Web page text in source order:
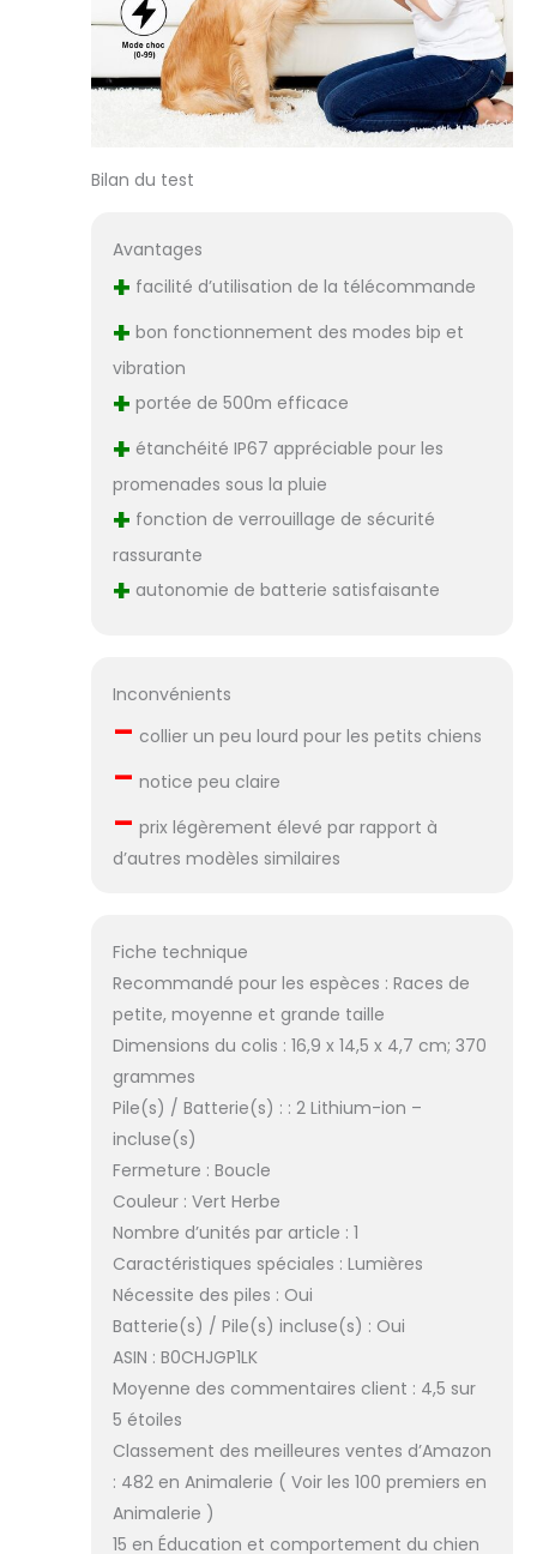
Bilan du test
Avantages
+ facilité d’utilisation de la télécommande
+ bon fonctionnement des modes bip et
vibration
+ portée de 500m efficace
+ étanchéité IP67 appréciable pour les
promenades sous la pluie
+ fonction de verrouillage de sécurité
rassurante
+ autonomie de batterie satisfaisante
Inconvénients
– collier un peu lourd pour les petits chiens
– notice peu claire
– prix légèrement élevé par rapport à
d’autres modèles similaires
Fiche technique
Recommandé pour les espèces : Races de
petite, moyenne et grande taille
Dimensions du colis : 16,9 x 14,5 x 4,7 cm; 370
grammes
Pile(s) / Batterie(s) : : 2 Lithium-ion –
incluse(s)
Fermeture : Boucle
Couleur : Vert Herbe
Nombre d’unités par article : 1
Caractéristiques spéciales : Lumières
Nécessite des piles : Oui
Batterie(s) / Pile(s) incluse(s) : Oui
ASIN : B0CHJGP1LK
Moyenne des commentaires client : 4,5 sur
5 étoiles
Classement des meilleures ventes d’Amazon
: 482 en Animalerie ( Voir les 100 premiers en
Animalerie )
15 en Éducation et comportement du chien